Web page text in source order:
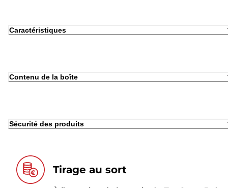
Caractéristiques
Contenu de la boîte
Sécurité des produits
Tirage au sort